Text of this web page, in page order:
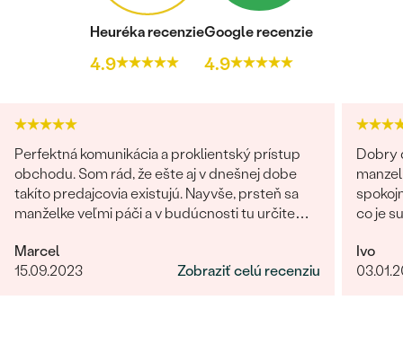
Heuréka recenzie
4.9
Google recenzie
4.9
Perfektná komunikácia a proklientský prístup
obchodu. Som rád, že ešte aj v dnešnej dobe
takíto predajcovia existujú. Nayvše, prsteň sa
manželke veľmi páči a v budúcnosti tu určite
Marcel
15.09.2023
Zobraziť celú recenziu
Dobry
co je
fotka
Ivo